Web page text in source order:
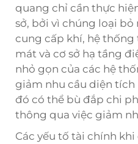
quang chỉ cần thực
sở, bởi vì chúng loại bỏ
cung cấp khí, hệ thống
mát và cơ sở hạ tầng
nhỏ gọn của các hệ
giảm nhu cầu diện
đó có thể bù đắp chi
thông qua việc giảm
Các yếu tố tài chính